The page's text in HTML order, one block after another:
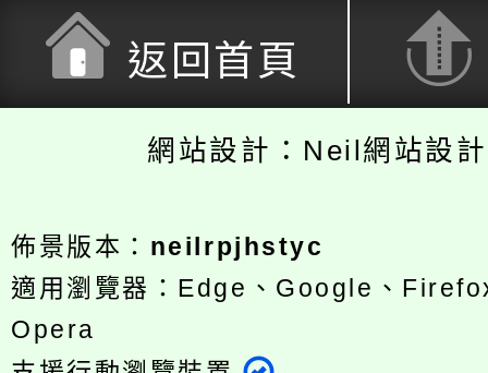
返回首頁
網站設計：Neil網站設
佈景版本： neilrpjhstyc
適用瀏覽器：Edge、Google、
Opera